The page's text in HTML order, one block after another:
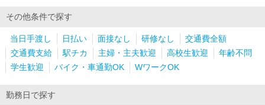
その他条件で探す
当日手渡し 日払い 面接なし 研修なし
交通費全額
交通費支給
駅チカ 主婦・主夫歓迎 高校生歓迎
年齢不問
学生歓迎
バイク・車通勤OK WワークOK
勤務日で探す